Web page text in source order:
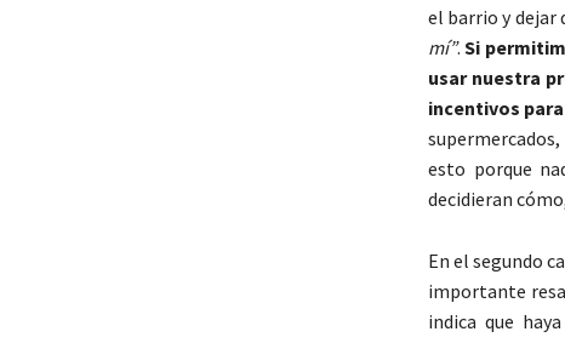
el barrio y dejar
mí”.Si
usar nuestra
incentivos
esto porque
decidieran
En el segundo
importante
indica que